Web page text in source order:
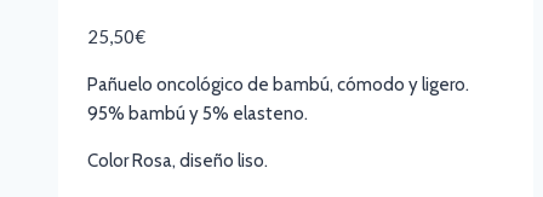
25,50€
Pañuelo oncológico de bambú, cómodo y ligero.
95% bambú y 5% elasteno.
Color Rosa, diseño liso.